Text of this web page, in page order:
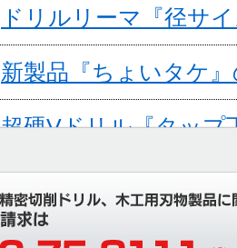
ドリルリーマ『径サ
新製品『ちょいタケ
超硬Vドリル『タップ
ョン追加』
夏期休業のご案内